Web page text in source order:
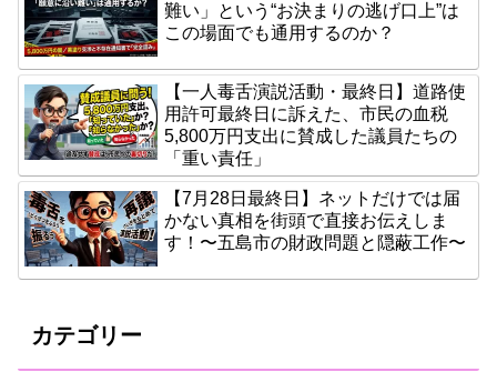
難い」という“お決まりの逃げ口上”は
この場面でも通用するのか？
【一人毒舌演説活動・最終日】道路使
用許可最終日に訴えた、市民の血税
5,800万円支出に賛成した議員たちの
「重い責任」
【7月28日最終日】ネットだけでは届
かない真相を街頭で直接お伝えしま
す！〜五島市の財政問題と隠蔽工作〜
カテゴリー